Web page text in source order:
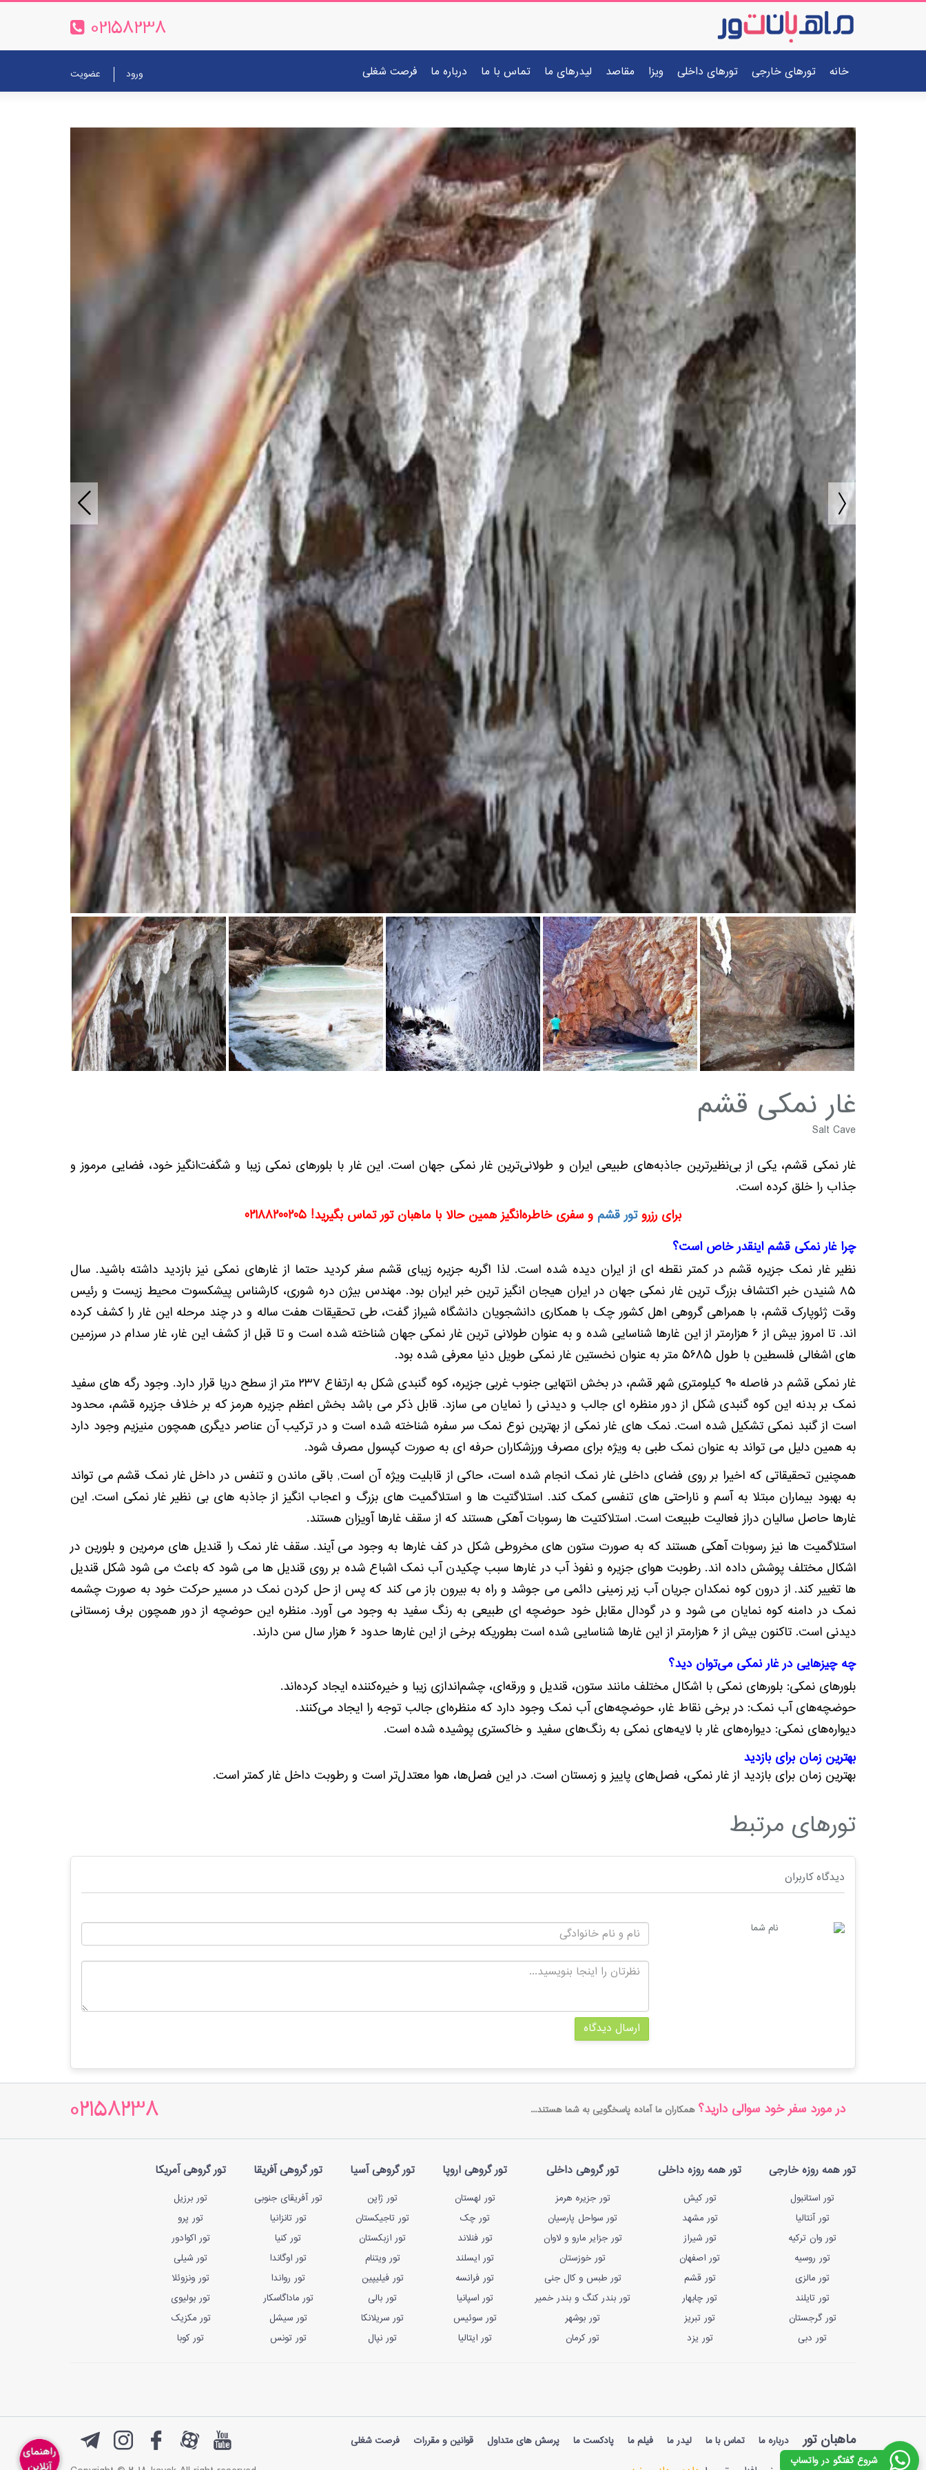
02158238
ورود عضویت خانه تورهای خارجی تورهای داخلی ویزا مقاصد لیدرهای ما تماس با ما درباره ما فرصت شغلی
غار نمکی قشم
Salt Cave
غار نمکی قشم، یکی از بی‌نظیرترین جاذبه‌های طبیعی ایران و طولانی‌ترین غار نمکی جهان است. این غار با بلورهای نمکی زیبا و شگفت‌انگیز خود، فضایی مرموز و
جذاب را خلق کرده است.
برای رزروتور قشم و سفری خاطره‌انگیز همین حالا با ماهبان تور تماس بگیرید! 02188200205
چرا غار نمکی قشم اینقدر خاص است؟
نظیر غار نمک جزیره قشم در کمتر نقطه ای از ایران دیده شده است. لذا اگربه جزیره زیبای قشم سفر کردید حتما از غارهای نمکی نیز بازدید داشته باشید. سال
۸۵ شنیدن خبر اکتشاف بزرگ‌ ترین غار نمکی جهان در ایران هیجان‌ انگیز ترین خبر ایران بود. مهندس‌ بیژن‌ دره‌ شوری، کارشناس پیشکسوت محیط‌ زیست و رئیس
وقت ژئوپارک قشم، با همراهی گروهی اهل کشور چک با همکاری دانشجویان دانشگاه شیراز گفت، طی تحقیقات هفت ساله و در چند مرحله این غار را کشف کرده‌
اند. تا امروز بيش از 6 هزارمتر از اين غار‌ها شناسايی شده و به عنوان طولانی ترين غار نمكی جهان شناخته شده است و تا قبل از کشف این غار، غار سدام در سرزمين‌
های اشغالی فلسطين با طول 5685 متر به عنوان نخستين غار نمكی طويل دنیا معرفی شده بود.
غار نمکی قشم در فاصله ۹۰ کیلومتری شهر قشم، در بخش انتهایی جنوب غربی جزیره، کوه گنبدی شکل به ارتفاع ۲۳۷ متر از سطح دریا قرار دارد. وجود رگه های سفید
نمک بر بدنه این کوه گنبدی شکل از دور منظره ای جالب و دیدنی را نمایان می سازد. قابل ذکر می باشد بخش اعظم جزيره هرمز كه بر خلاف جزيره قشم، محدود
است از گنبد نمكی تشكيل شده است. نمک های غار نمکی از بهترین نوع نمک سر سفره شناخته شده است و در ترکیب آن عناصر دیگری همچون منیزیم وجود دارد
به همین دلیل می تواند به عنوان نمک طبی به ویژه برای مصرف ورزشکاران حرفه ای به صورت کپسول مصرف شود.
همچنین تحقیقاتی که اخیرا بر روی فضای داخلی غار نمک انجام شده است، حاکی از قابلیت ویژه آن است, باقی ماندن و تنفس در داخل غار نمک قشم می تواند
به بهبود بیماران مبتلا به آسم و ناراحتی های تنفسی کمک کند. استلاگتیت ها و استلاگمیت های بزرگ و اعجاب انگیز از جاذبه های بی نظیر غار نمکی است. این
غارها حاصل سالیان دراز فعالیت طبیعت است. استلاکتیت ها رسوبات آهکی هستند که از سقف غارها آویزان هستند.
استلاگمیت ها نیز رسوبات آهکی هستند که به صورت ستون های مخروطی شکل در کف غارها به وجود می آیند. سقف غار نمک را قندیل های مرمرین و بلورین در
اشکال مختلف پوشش داده اند. رطوبت هوای جزیره و نفوذ آب در غارها سبب چکیدن آب نمک اشباع شده بر روی قندیل ها می شود که باعث می شود شکل قندیل
ها تغییر کند. از درون کوه نمکدان جریان آب زیر زمینی دائمی می جوشد و راه به بیرون باز می کند که پس از حل کردن نمک در مسیر حرکت خود به صورت چشمه
نمک در دامنه کوه نمایان می شود و در گودال مقابل خود حوضچه ای طبیعی به رنگ سفید به وجود می آورد. منظره این حوضچه از دور همچون برف زمستانی
دیدنی است. تاکنون بيش از 6 هزارمتر از اين غارها شناسايى شده است بطوریکه برخى از اين غارها حدود 6 هزار سال سن دارند.
چه چیزهایی در غار نمکی می‌توان دید؟
بلورهای نمکی: بلورهای نمکی با اشکال مختلف مانند ستون، قندیل و ورقه‌ای، چشم‌اندازی زیبا و خیره‌کننده ایجاد کرده‌اند.
حوضچه‌های آب نمک: در برخی نقاط غار، حوضچه‌های آب نمک وجود دارد که منظره‌ای جالب توجه را ایجاد می‌کنند.
دیواره‌های نمکی: دیواره‌های غار با لایه‌های نمکی به رنگ‌های سفید و خاکستری پوشیده شده است.
بهترین زمان برای بازدید
بهترین زمان برای بازدید از غار نمکی، فصل‌های پاییز و زمستان است. در این فصل‌ها، هوا معتدل‌تر است و رطوبت داخل غار کمتر است.
تورهای مرتبط
دیدگاه کاربران
نام شما
ارسال دیدگاه
در مورد سفر خود سوالی دارید؟ همکاران ما آماده پاسخگویی به شما هستند... 02158238
تور همه روزه خارجی
تور استانبول
تور آنتالیا
تور وان ترکیه
تور روسیه
تور مالزی
تور تایلند
تور گرجستان
تور دبی
تور همه روزه داخلی
تور کیش
تور مشهد
تور شیراز
تور اصفهان
تور قشم
تور چابهار
تور تبریز
تور یزد
تور گروهی داخلی
تور جزیره هرمز
تور سواحل پارسیان
تور جزایر مارو و لاوان
تور خوزستان
تور طبس و کال جنی
تور بندر کنگ و بندر خمیر
تور بوشهر
تور کرمان
تور گروهی اروپا
تور لهستان
تور چک
تور فنلاند
تور ایسلند
تور فرانسه
تور اسپانیا
تور سوئیس
تور ایتالیا
تور گروهی آسیا
تور ژاپن
تور تاجیکستان
تور ازبکستان
تور ویتنام
تور فیلیپین
تور بالی
تور سریلانکا
تور نپال
تور گروهی آفریقا
تور آفریقای جنوبی
تور تانزانیا
تور کنیا
تور اوگاندا
تور رواندا
تور ماداگاسکار
تور سیشل
تور تونس
تور گروهی آمریکا
تور برزیل
تور پرو
تور اکوادور
تور شیلی
تور ونزوئلا
تور بولیوی
تور مکزیک
تور کوبا
ماهبان تور درباره ما تماس با ما لیدر ما فیلم ما پادکست ما پرسش های متداول قوانین و مقررات فرصت شغلی
شروع گفتگو در واتساپ